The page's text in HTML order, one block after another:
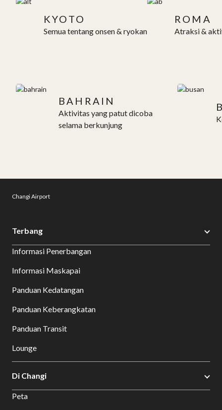
KYOTO
Semua tentang onsen & ryokan
ROMA
Atraksi &
BAHRAIN
Aktivitas yang patut dicoba
selama berkunjung
Changi Airport
Terbang
Informasi Penerbangan
Informasi Maskapai
Panduan Kedatangan
Panduan Keberangkatan
Panduan Transit
Lounge
Di Changi
Peta